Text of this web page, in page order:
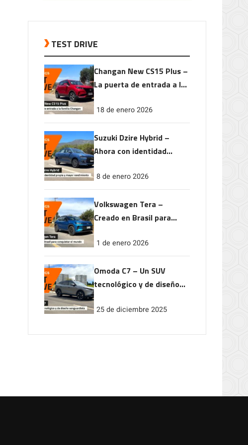
TEST DRIVE
Changan New CS15 Plus –
La puerta de entrada a la
18 de enero 2026
Suzuki Dzire Hybrid –
Ahora con identidad
rendimiento
8 de enero 2026
Volkswagen Tera –
Creado en Brasil para
1 de enero 2026
Omoda C7 – Un SUV
tecnológico y de diseño
25 de diciembre 2025